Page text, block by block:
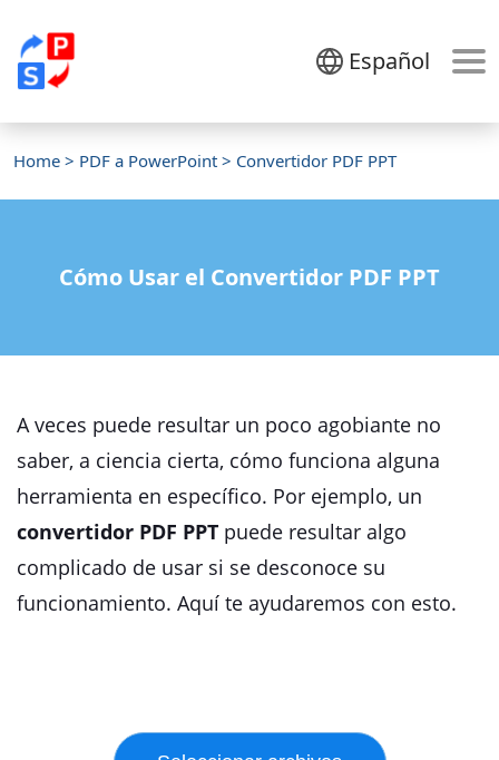
Español
Home > PDF a PowerPoint > Convertidor PDF PPT
Cómo Usar el Convertidor PDF PPT
A veces puede resultar un poco agobiante no
saber, a ciencia cierta, cómo funciona alguna
herramienta en específico. Por ejemplo, un
convertidor PDF PPT puede resultar algo
complicado de usar si se desconoce su
funcionamiento. Aquí te ayudaremos con esto.